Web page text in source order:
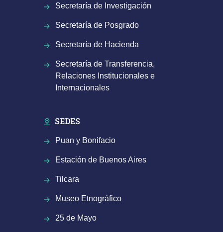
Secretaría de Investigación
Secretaría de Posgrado
Secretaría de Hacienda
Secretaría de Transferencia,
Relaciones Institucionales e
Internacionales
SEDES
Puan y Bonifacio
Estación de Buenos Aires
Tilcara
Museo Etnográfico
25 de Mayo